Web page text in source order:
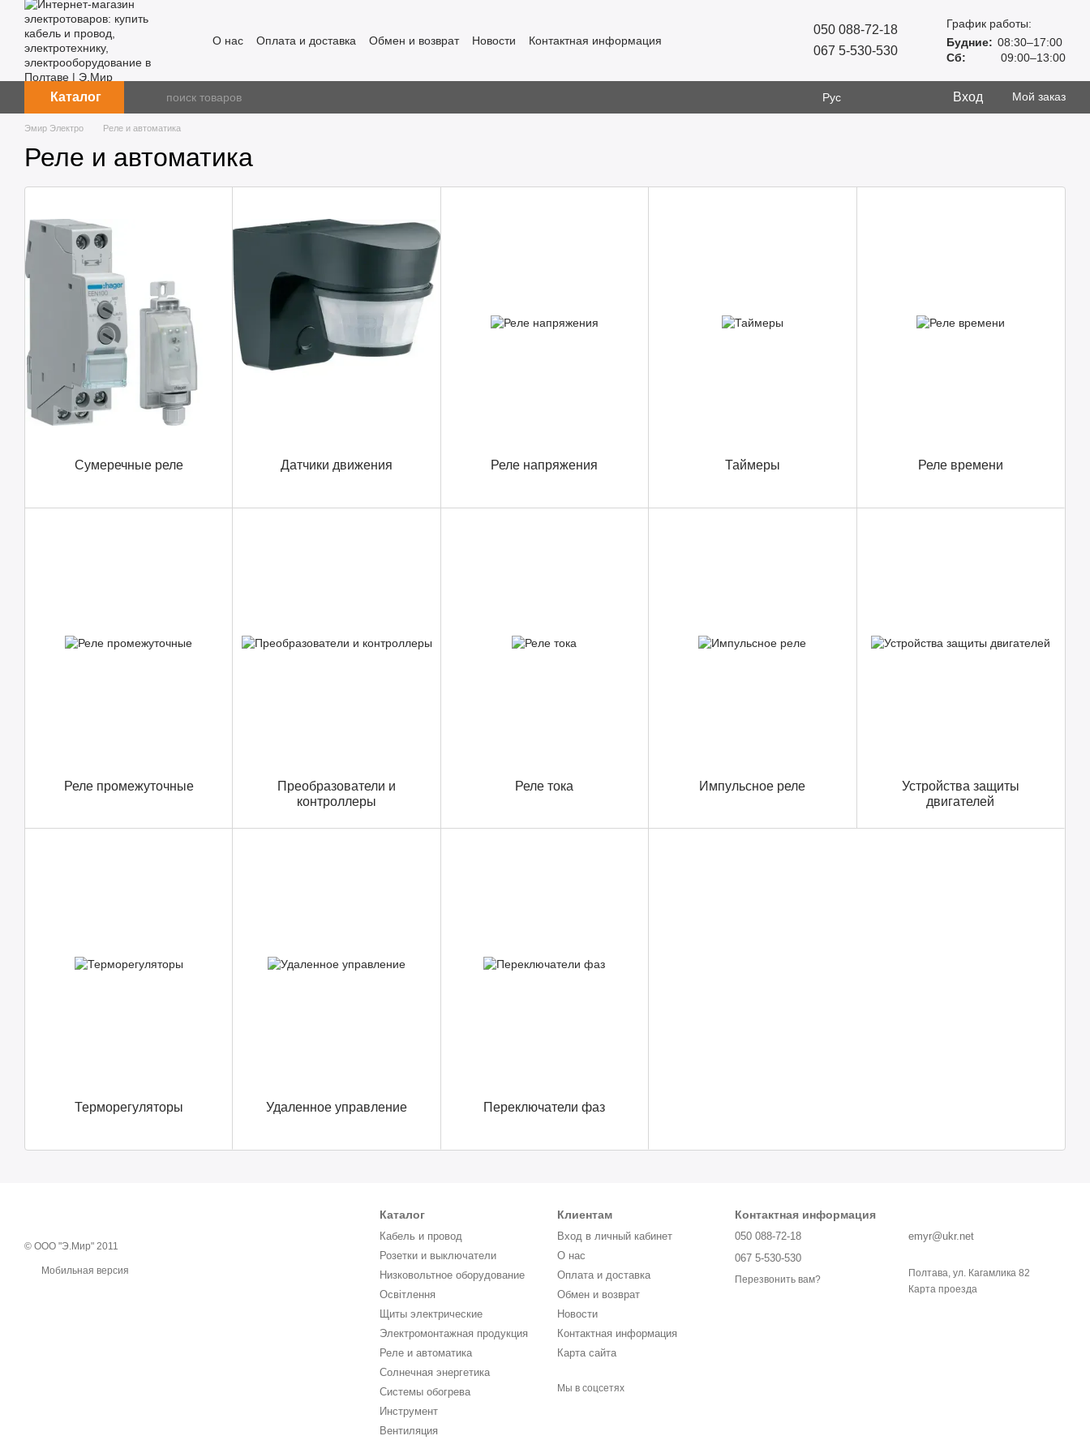
Перейти к основному контенту
О нас Оплата и доставка Обмен и возврат Новости Контактная информация
050 088-72-18
067 5-530-530
График работы:
Будние: 08:30–17:00
Сб:
09:00–13:00
Каталог Рус Вход Мой заказ
Эмир Электро Реле и автоматика
Реле и автоматика
Сумеречные реле Датчики движения Реле напряжения Таймеры Реле времени
Реле промежуточные
Преобразователи и
контроллеры
Реле тока Импульсное реле
Устройства защиты
двигателей
Терморегуляторы Удаленное управление Переключатели фаз
© ООО "Э.Мир" 2011
Мобильная версия
Каталог
Кабель и провод
Розетки и выключатели
Низковольтное оборудование
Освітлення
Щиты электрические
Электромонтажная продукция
Реле и автоматика
Солнечная энергетика
Системы обогрева
Инструмент
Вентиляция
Клиентам
Вход в личный кабинет
О нас
Оплата и доставка
Обмен и возврат
Новости
Контактная информация
Карта сайта
Мы в соцсетях
Контактная информация
050 088-72-18
067 5-530-530
Перезвонить вам?
emyr@ukr.net
Полтава, ул. Кагамлика 82
Карта проезда